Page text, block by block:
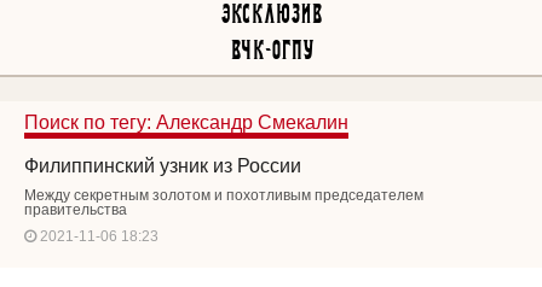
Эксклюзив
ВЧК-ОГПУ
Поиск по тегу: Александр Смекалин
Филиппинский узник из России
Между секретным золотом и похотливым председателем
правительства
2021-11-06 18:23